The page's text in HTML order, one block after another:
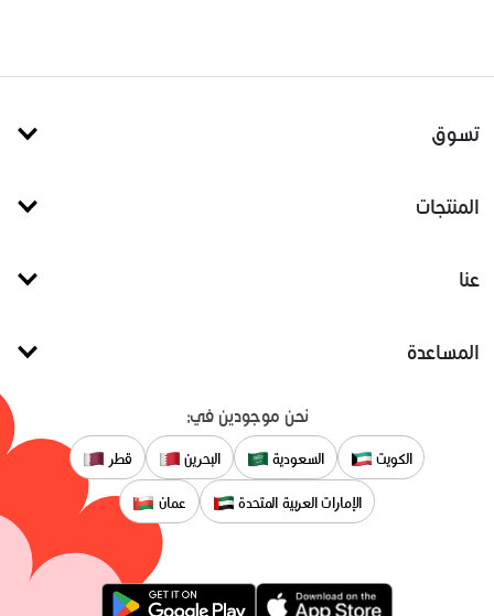
تسوق
المنتجات
عنا
المساعدة
نحن موجودين في:
الكويت السعودية البحرين قطر
الإمارات العربية المتحدة عمان